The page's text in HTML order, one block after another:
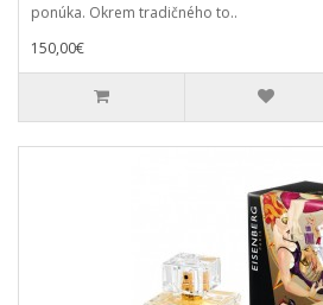
ponúka. Okrem tradičného to..
150,00€